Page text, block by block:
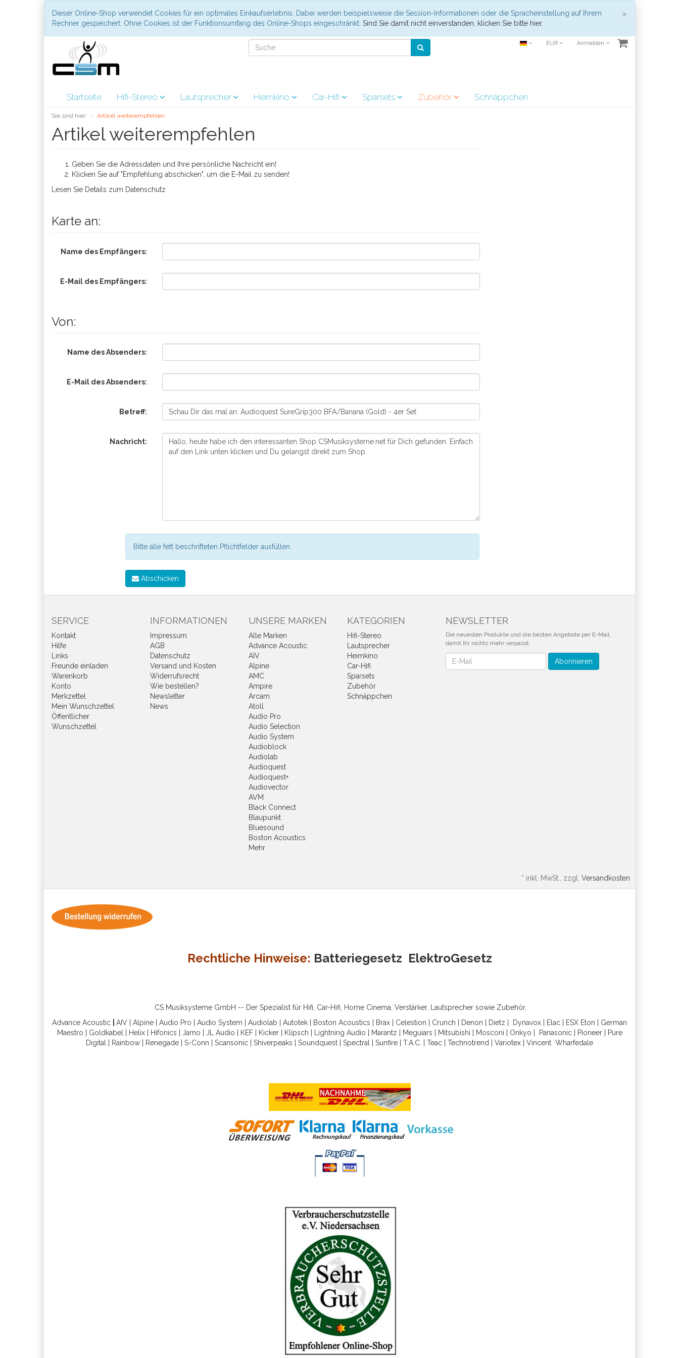
×
Dieser Online-Shop verwendet Cookies für ein optimales Einkaufserlebnis. Dabei werden beispielsweise die Session-Informationen oder die Spracheinstellung auf Ihrem
Rechner gespeichert. Ohne Cookies ist der Funktionsumfang des Online-Shops eingeschränkt. Sind Sie damit nicht einverstanden, klicken Sie bitte hier.
EUR Anmelden
Startseite Hifi-Stereo Lautsprecher Heimkino Car-Hifi Sparsets Zubehör Schnäppchen
Sie sind hier: Artikel weiterempfehlen
Artikel weiterempfehlen
Geben Sie die Adressdaten und Ihre persönliche Nachricht ein!
Klicken Sie auf "Empfehlung abschicken", um die E-Mail zu senden!
Lesen Sie Details zum Datenschutz
Karte an:
Name des Empfängers:
E-Mail des Empfängers:
Von:
Name des Absenders:
E-Mail des Absenders:
Betreff:
Nachricht:
Bitte alle fett beschrifteten Pflichtfelder ausfüllen.
Abschicken
SERVICE
Kontakt
Hilfe
Links
Freunde einladen
Warenkorb
Konto
Merkzettel
Mein Wunschzettel
Öffentlicher
Wunschzettel
INFORMATIONEN
Impressum
AGB
Datenschutz
Versand und Kosten
Widerrufsrecht
Wie bestellen?
Newsletter
News
UNSERE MARKEN
Alle Marken
Advance Acoustic
AIV
Alpine
AMC
Ampire
Arcam
Atoll
Audio Pro
Audio Selection
Audio System
Audioblock
Audiolab
Audioquest
Audioquest+
Audiovector
AVM
Black Connect
Blaupunkt
Bluesound
Boston Acoustics
Mehr
KATEGORIEN
Hifi-Stereo
Lautsprecher
Heimkino
Car-Hifi
Sparsets
Zubehör
Schnäppchen
NEWSLETTER
Die neuesten Produkte und die besten Angebote per E-Mail,
damit Ihr nichts mehr verpasst.
Newsletter Abonnieren
* inkl. MwSt., zzgl. Versandkosten
Rechtliche Hinweise: Batteriegesetz ElektroGesetz
CS Musiksysteme GmbH -- Der Spezialist für Hifi, Car-Hifi, Home Cinema, Verstärker, Lautsprecher sowie Zubehör.
Advance Acoustic
AIV Alpine Audio Pro Audio System Audiolab Autotek Boston Acoustics Brax Celestion Crunch Denon Dietz Dynavox Elac ESX Eton
German
Maestro
Goldkabel Helix| Hifonics Jamo JL Audio KEF| Kicker| Klipsch Lightning Audio Marantz Meguiars Mitsubishi Mosconi Onkyo Panasonic| Pioneer|
Pure
Digital
Rainbow Renegade S-Conn Scansonic Shiverpeaks Soundquest Spectral Sunfire T.A.C. Teac Technotrend Variotex Vincent Wharfedal e